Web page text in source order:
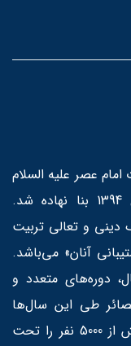
عصر علیه السلام
و بر پایه اصول بنیادین تشیع در سال 1394 بنا نهاده شد.
دینی و تعالی تربیت
آنان» می‌باشد.
توفیق داشته است طی 9 سال، دوره‌های متعدد و
طی این سال‌ها
حدود 400 دوره آموزشی برگزار کرده و بیش از 5000 نفر را تحت